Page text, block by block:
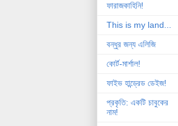
ফারাজকাহিনি!
This is my land...
বন্ধুর জন্য এলিজি
কোর্ট-মার্শাল!
ফাইভ হান্ড্রেড ডেইজ!
প্রকৃতি: একটি চাবুকের
নাম!